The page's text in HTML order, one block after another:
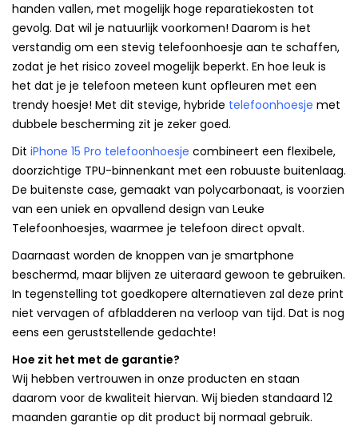
handen vallen, met mogelijk hoge reparatiekosten tot
gevolg. Dat wil je natuurlijk voorkomen! Daarom is het
verstandig om een stevig telefoonhoesje aan te schaffen,
zodat je het risico zoveel mogelijk beperkt. En hoe leuk is
het dat je je telefoon meteen kunt opfleuren met een
trendy hoesje! Met dit stevige, hybride telefoonhoesje met
dubbele bescherming zit je zeker goed.
Dit iPhone 15 Pro telefoonhoesje combineert een flexibele,
doorzichtige TPU-binnenkant met een robuuste buitenlaag.
De buitenste case, gemaakt van polycarbonaat, is voorzien
van een uniek en opvallend design van Leuke
Telefoonhoesjes, waarmee je telefoon direct opvalt.
Daarnaast worden de knoppen van je smartphone
beschermd, maar blijven ze uiteraard gewoon te gebruiken.
In tegenstelling tot goedkopere alternatieven zal deze print
niet vervagen of afbladderen na verloop van tijd. Dat is nog
eens een geruststellende gedachte!
Hoe zit het met de garantie?
Wij hebben vertrouwen in onze producten en staan
daarom voor de kwaliteit hiervan. Wij bieden standaard 12
maanden garantie op dit product bij normaal gebruik.